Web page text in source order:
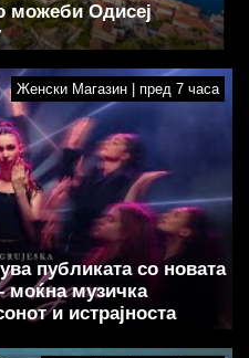
можеби Одисеј
Женски Магазин | пред 7 часа
публиката со новата
моќна музичка
и истрајноста